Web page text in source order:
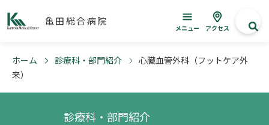
亀田総合病院
メニュー アクセス
ホーム 診療科・部門紹介
心臓血管外科（フットケア外
来）
診療科・部門紹介